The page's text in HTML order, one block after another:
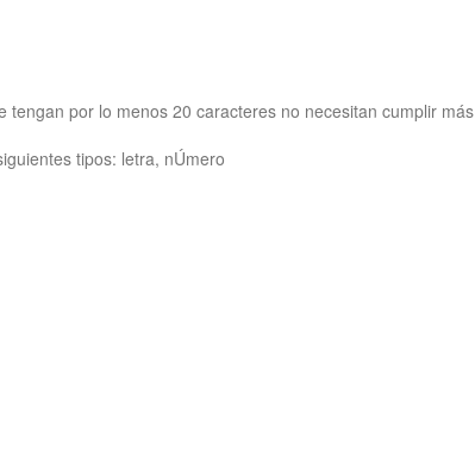
por lo menos 20 caracteres no necesitan cumplir más
tipos: letra, nÚmero